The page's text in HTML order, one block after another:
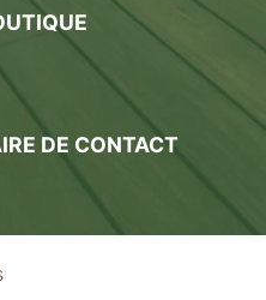
DE CONTACT